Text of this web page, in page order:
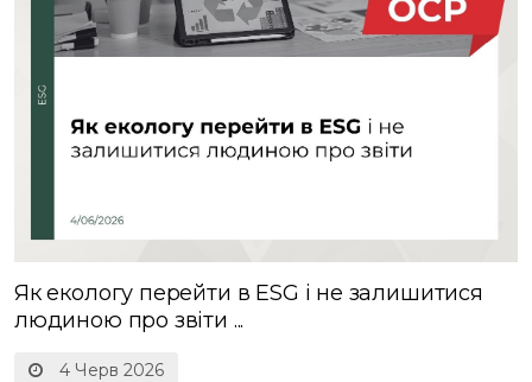
4 Черв 2026
Як екологу перейти в ESG і не залишитися
людиною про звіти ...